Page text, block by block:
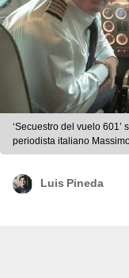
‘Secuestro del vuelo 601’
periodista italiano
Luis Pineda